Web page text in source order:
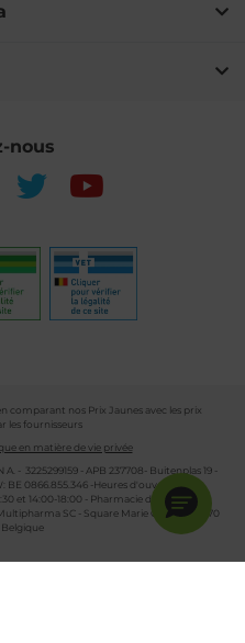
nous
comparant nos Prix Jaunes avec les prix
les fournisseurs
en matière de vie privée
- 3225299159 - APB 237708- Buitenplas 19 -
BE 0866.855.346 -Heures d'ouverture
et 14:00-18:00 - Pharmacie de garde :
SC - Square Marie Curie 30 - 1070
Belgique